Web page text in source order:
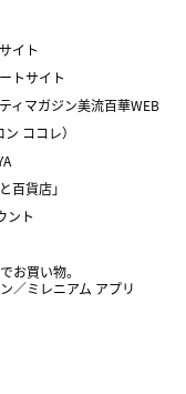
ホワイトデー
ト
イト
トサイト
ィマガジン美流百華WEB
ココレ）
百貨店」
ント
お買い物。
／ミレニアム アプリ